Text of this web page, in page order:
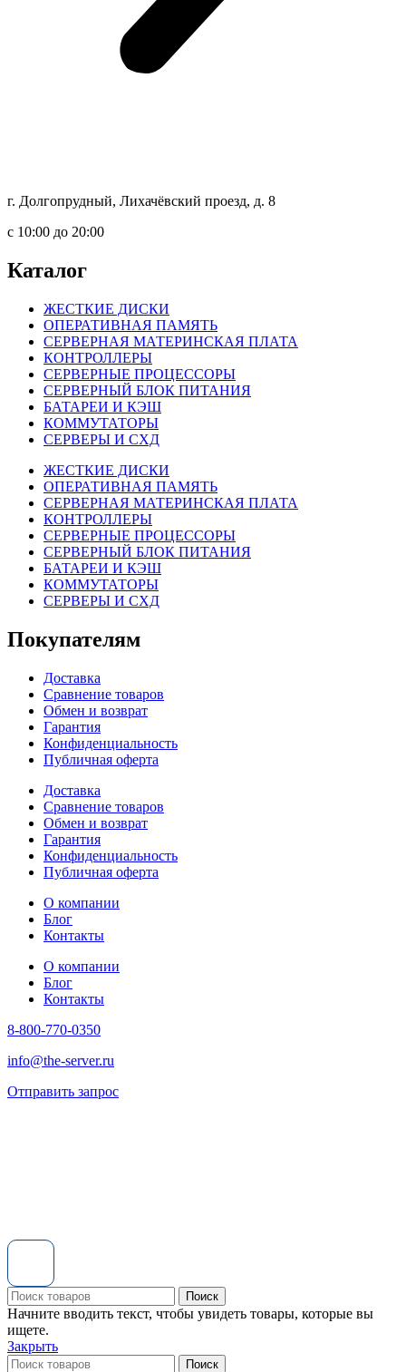
г. Долгопрудный, Лихачёвский проезд, д. 8
c 10:00 до 20:00
Каталог
ЖЕСТКИЕ ДИСКИ
ОПЕРАТИВНАЯ ПАМЯТЬ
СЕРВЕРНАЯ МАТЕРИНСКАЯ ПЛАТА
КОНТРОЛЛЕРЫ
СЕРВЕРНЫЕ ПРОЦЕССОРЫ
СЕРВЕРНЫЙ БЛОК ПИТАНИЯ
БАТАРЕИ И КЭШ
КОММУТАТОРЫ
СЕРВЕРЫ И СХД
ЖЕСТКИЕ ДИСКИ
ОПЕРАТИВНАЯ ПАМЯТЬ
СЕРВЕРНАЯ МАТЕРИНСКАЯ ПЛАТА
КОНТРОЛЛЕРЫ
СЕРВЕРНЫЕ ПРОЦЕССОРЫ
СЕРВЕРНЫЙ БЛОК ПИТАНИЯ
БАТАРЕИ И КЭШ
КОММУТАТОРЫ
СЕРВЕРЫ И СХД
Покупателям
Доставка
Сравнение товаров
Обмен и возврат
Гарантия
Конфиденциальность
Публичная оферта
Доставка
Сравнение товаров
Обмен и возврат
Гарантия
Конфиденциальность
Публичная оферта
О компании
Блог
Контакты
О компании
Блог
Контакты
8-800-770-0350
info@the-server.ru
Отправить запрос
Поиск
Начните вводить текст, чтобы увидеть товары, которые вы
ищете.
Закрыть
Поиск